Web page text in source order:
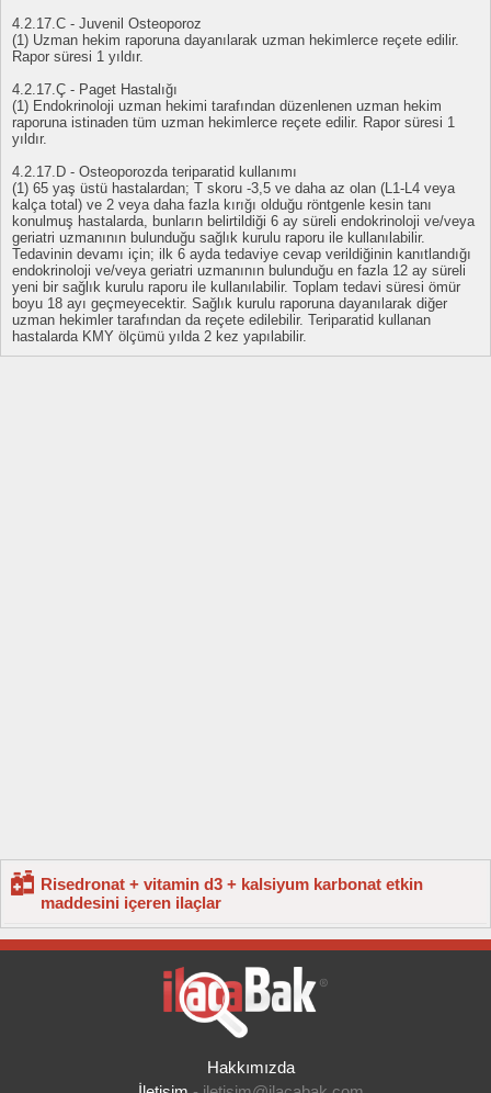
4.2.17.C - Juvenil Osteoporoz
(1) Uzman hekim raporuna dayanılarak uzman hekimlerce reçete edilir.
Rapor süresi 1 yıldır.
4.2.17.Ç - Paget Hastalığı
(1) Endokrinoloji uzman hekimi tarafından düzenlenen uzman hekim
raporuna istinaden tüm uzman hekimlerce reçete edilir. Rapor süresi 1
yıldır.
4.2.17.D - Osteoporozda teriparatid kullanımı
(1) 65 yaş üstü hastalardan; T skoru -3,5 ve daha az olan (L1-L4 veya
kalça total) ve 2 veya daha fazla kırığı olduğu röntgenle kesin tanı
konulmuş hastalarda, bunların belirtildiği 6 ay süreli endokrinoloji ve/veya
geriatri uzmanının bulunduğu sağlık kurulu raporu ile kullanılabilir.
Tedavinin devamı için; ilk 6 ayda tedaviye cevap verildiğinin kanıtlandığı
endokrinoloji ve/veya geriatri uzmanının bulunduğu en fazla 12 ay süreli
yeni bir sağlık kurulu raporu ile kullanılabilir. Toplam tedavi süresi ömür
boyu 18 ayı geçmeyecektir. Sağlık kurulu raporuna dayanılarak diğer
uzman hekimler tarafından da reçete edilebilir. Teriparatid kullanan
hastalarda KMY ölçümü yılda 2 kez yapılabilir.
Risedronat + vitamin d3 + kalsiyum karbonat etkin
maddesini içeren ilaçlar
Hakkımızda